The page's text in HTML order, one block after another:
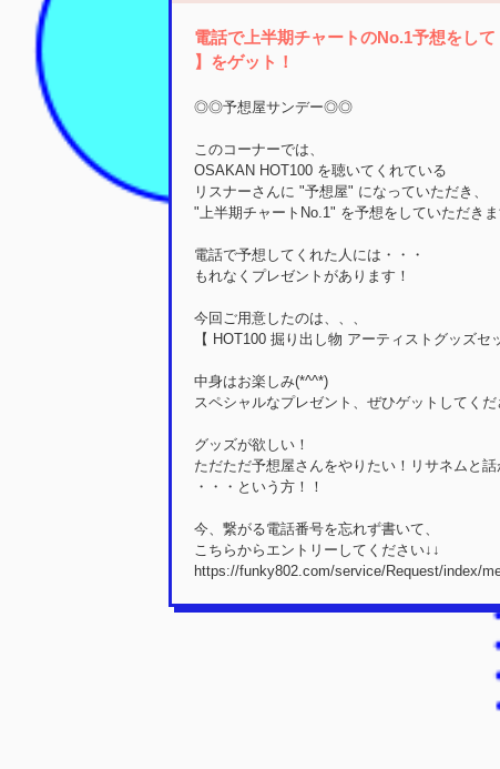
電話で上半期チャートのNo.1予想をし
】をゲット！
◎◎予想屋サンデー◎◎
このコーナーでは、
OSAKAN HOT100 を聴いてくれている
リスナーさんに "予想屋" になっていただき、
"上半期チャートNo.1" を予想をしていただきま
電話で予想してくれた人には・・・
もれなくプレゼントがあります！
今回ご用意したのは、、、
【 HOT100 掘り出し物 アーティストグッズセ
中身はお楽しみ(*^^*)
スペシャルなプレゼント、ぜひゲットしてく
グッズが欲しい！
ただただ予想屋さんをやりたい！リサネムと話
・・・という方！！
今、繋がる電話番号を忘れず書いて、
こちらからエントリーしてください↓↓
https://funky802.com/service/Request/index/